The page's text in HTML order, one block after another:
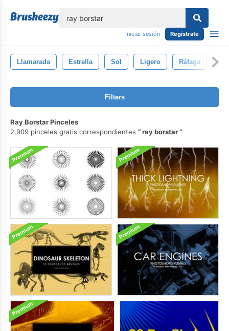
Iniciar sesión Regístrate
Llamarada Estrella Sol Ligero Ráfaga
Filters
Ray Borstar Pinceles
2.909 pinceles gratis correspondientes
ray borstar